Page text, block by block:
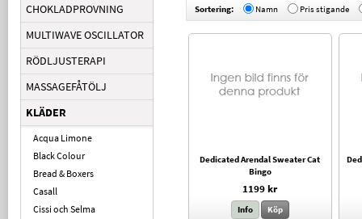
CHOKLADPROVNING
MULTIWAVE OSCILLATOR
RÖDLJUSTERAPI
MASSAGEFÅTÖLJ
KLÄDER
Acqua Limone
Black Colour
Bread & Boxers
Casall
Cissi och Selma
Sortering: Namn Pris stigande
Dedicated Arendal Sweater Cat
Bingo
1199 kr
Info Köp